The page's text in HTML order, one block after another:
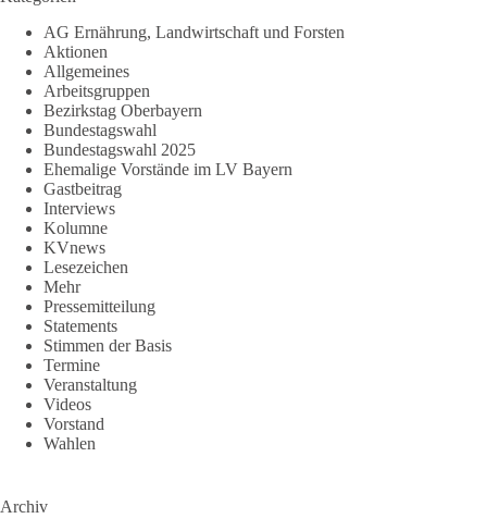
AG Ernährung, Landwirtschaft und Forsten
Aktionen
Allgemeines
Arbeitsgruppen
Bezirkstag Oberbayern
Bundestagswahl
Bundestagswahl 2025
Ehemalige Vorstände im LV Bayern
Gastbeitrag
Interviews
Kolumne
KVnews
Lesezeichen
Mehr
Pressemitteilung
Statements
Stimmen der Basis
Termine
Veranstaltung
Videos
Vorstand
Wahlen
Archiv